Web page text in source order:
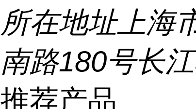
所在地址上海
南路180号长
推荐产品